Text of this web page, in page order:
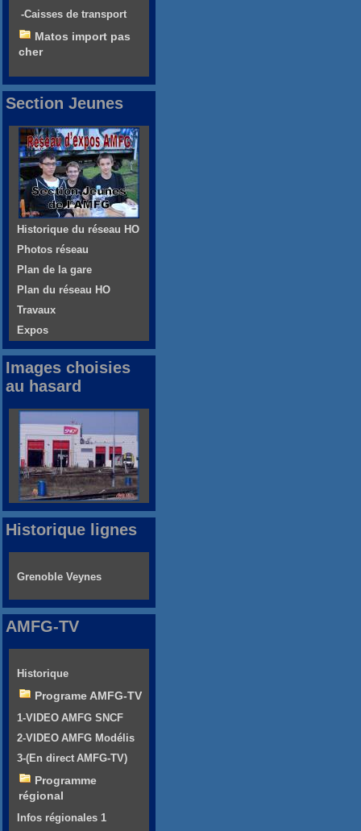
-Caisses de transport
Matos import pas
cher
Section Jeunes
Historique du réseau HO
Photos réseau
Plan de la gare
Plan du réseau HO
Travaux
Expos
Images choisies
au hasard
Historique lignes
Grenoble Veynes
AMFG-TV
Historique
Programe AMFG-TV
1-VIDEO AMFG SNCF
2-VIDEO AMFG Modélis
3-(En direct AMFG-TV)
Programme
régional
Infos régionales 1